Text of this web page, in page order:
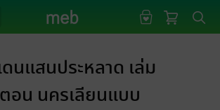
นแสนประหลาด เล่ม
อน นครเลียนแบบ